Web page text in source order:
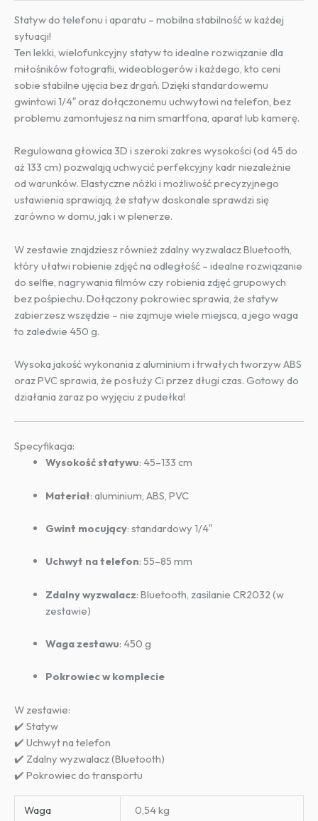
Statyw do telefonu i aparatu – mobilna stabilność w każdej
sytuacji!
Ten lekki, wielofunkcyjny statyw to idealne rozwiązanie dla
miłośników fotografii, wideoblogerów i każdego, kto ceni
sobie stabilne ujęcia bez drgań. Dzięki standardowemu
gwintowi 1/4″ oraz dołączonemu uchwytowi na telefon, bez
problemu zamontujesz na nim smartfona, aparat lub kamerę.
Regulowana głowica 3D i szeroki zakres wysokości (od 45 do
aż 133 cm) pozwalają uchwycić perfekcyjny kadr niezależnie
od warunków. Elastyczne nóżki i możliwość precyzyjnego
ustawienia sprawiają, że statyw doskonale sprawdzi się
zarówno w domu, jak i w plenerze.
W zestawie znajdziesz również zdalny wyzwalacz Bluetooth,
który ułatwi robienie zdjęć na odległość – idealne rozwiązanie
do selfie, nagrywania filmów czy robienia zdjęć grupowych
bez pośpiechu. Dołączony pokrowiec sprawia, że statyw
zabierzesz wszędzie – nie zajmuje wiele miejsca, a jego waga
to zaledwie 450 g.
Wysoka jakość wykonania z aluminium i trwałych tworzyw ABS
oraz PVC sprawia, że posłuży Ci przez długi czas. Gotowy do
działania zaraz po wyjęciu z pudełka!
Specyfikacja:
Wysokość statywu: 45–133 cm
Materiał: aluminium, ABS, PVC
Gwint mocujący: standardowy 1/4″
Uchwyt na telefon: 55–85 mm
Zdalny wyzwalacz: Bluetooth, zasilanie CR2032 (w
zestawie)
Waga zestawu: 450 g
Pokrowiec w komplecie
W zestawie:
✔️ Statyw
✔️ Uchwyt na telefon
✔️ Zdalny wyzwalacz (Bluetooth)
✔️ Pokrowiec do transportu
Waga 0,54 kg